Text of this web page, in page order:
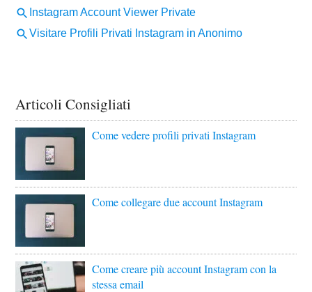
Articoli Consigliati
Come vedere profili privati Instagram
Come collegare due account Instagram
Come creare più account Instagram con la
stessa email